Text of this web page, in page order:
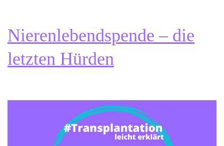
Nierenlebendspende – die
letzten Hürden